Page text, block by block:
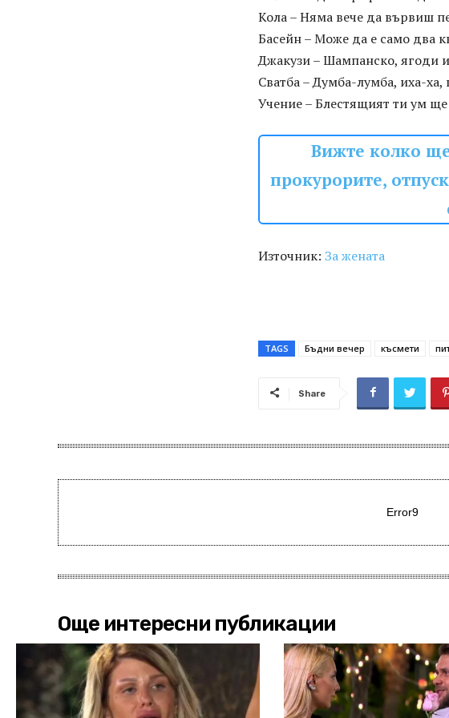
Кола – Няма вече да вървиш
Басейн – Може да е само два
Джакузи – Шампанско, ягоди
Сватба – Думба-лумба, иха-
Учение – Блестящият ти ум
Вижте колко
прокурорите,
Източник: За жената
TAGS Бъдни вечер късмети
Share
Error9
Още интересни публикации